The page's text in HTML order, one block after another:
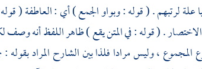
علة لرتبهم . ( قوله : وبواو الجمع ) أي : العاطفة (
. ( قوله : في المتن يقع ) ظاهر اللفظ أنه وصف
المجموع ، وليس مرادا فلذا بين الشارح المراد بقوله :